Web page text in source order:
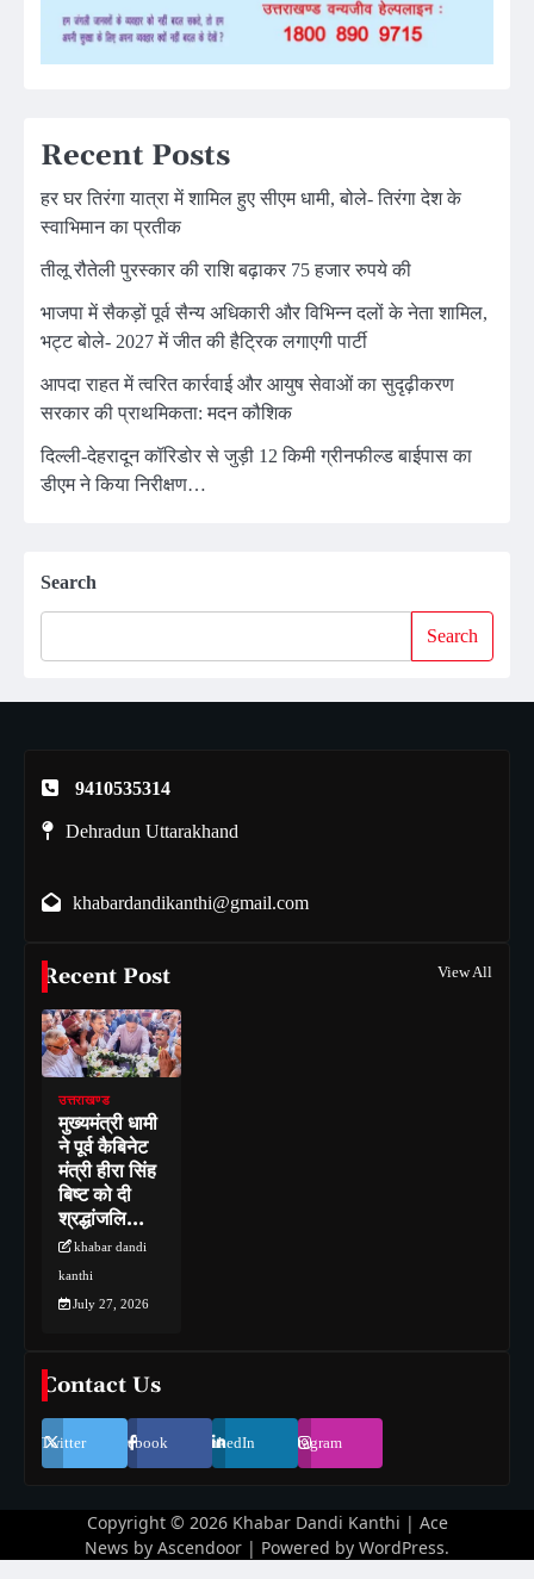
Recent Posts
हर घर तिरंगा यात्रा में शामिल हुए सीएम धामी, बोले- तिरंगा देश के
स्वाभिमान का प्रतीक
तीलू रौतेली पुरस्कार की राशि बढ़ाकर 75 हजार रुपये की
भाजपा में सैकड़ों पूर्व सैन्य अधिकारी और विभिन्न दलों के नेता शामिल,
भट्ट बोले- 2027 में जीत की हैट्रिक लगाएगी पार्टी
आपदा राहत में त्वरित कार्रवाई और आयुष सेवाओं का सुदृढ़ीकरण
सरकार की प्राथमिकता: मदन कौशिक
दिल्ली-देहरादून कॉरिडोर से जुड़ी 12 किमी ग्रीनफील्ड बाईपास का
डीएम ने किया निरीक्षण…
Search
Search
9410535314
Dehradun Uttarakhand
khabardandikanthi@gmail.com
Recent Post View All
उत्तराखण्ड
मुख्यमंत्री धामी
ने पूर्व कैबिनेट
मंत्री हीरा सिंह
बिष्ट को दी
श्रद्धांजलि…
khabar dandi
kanthi
July 27, 2026
Contact Us
Twitter Facebook LinkedIn Instagram
Copyright © 2026 Khabar Dandi Kanthi | Ace
News by Ascendoor | Powered by WordPress.